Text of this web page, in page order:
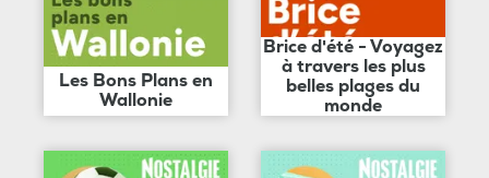
Les Bons Plans en
Wallonie
Brice d'été - Voyagez
à travers les plus
belles plages du
monde